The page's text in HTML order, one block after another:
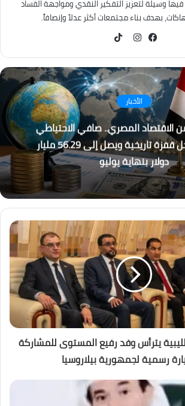
فيها وسيلة لتعزيز التفكير النقدي ومواجهة الفساد
بهدف بناء مجتمعات أكثر عدلاً وإنصافاً.
الأخبار
الاقتصاد المصري.. صافي الاحتياطي
الأجنبي يسجل قفزة تاريخية ويصل إلى 56.29 مليار
دولار بنهاية يوليو
يترأس وفد رفيع المستوى للمشاركة
رسمية لجمهورية بيلاروسيا